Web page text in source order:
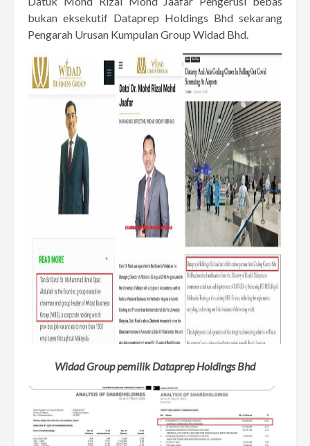
bukan eksekutif Dataprep Holdings Bhd sekarang
Pengarah Urusan Kumpulan Group Widad Bhd.
Widad Group pemilik Dataprep Holdings Bhd